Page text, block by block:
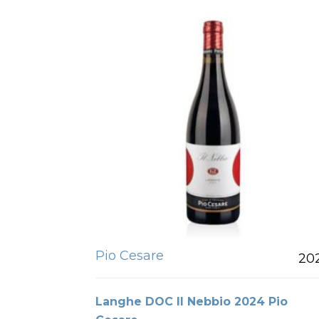
Pio Cesare
Langhe DOC Il Nebbio 2024 Pio